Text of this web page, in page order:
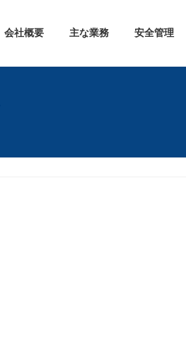
会社概要 主な業務 安全管理